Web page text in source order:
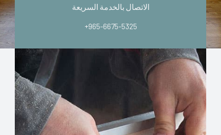
الاتصال بالخدمة السريعة
+965-6675-5325